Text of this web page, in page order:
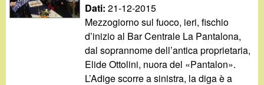
Dati:21-12-2015
Mezzogiorno sul fuoco, ieri, fischio
d’inizio al Bar Centrale La Pantalona,
dal soprannome dell’antica proprietaria,
Elide Ottolini, nuora del «Pantalon».
L’Adige scorre a sinistra, la diga è a